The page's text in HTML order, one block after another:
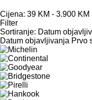
Cijena: 39 KM - 3.900 KM
Filter
Sortiranje: Datum
Datum objavljivanja Prvo